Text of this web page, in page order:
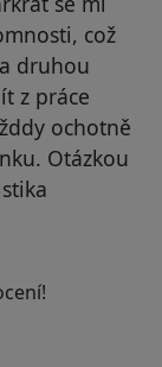
což
druhou
z práce
ochotně
Otázkou
odstraněn